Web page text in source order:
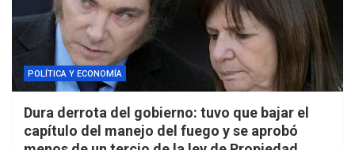
POLÍTICA Y ECONOMÍA
Dura derrota del gobierno: tuvo que bajar el
capítulo del manejo del fuego y se aprobó